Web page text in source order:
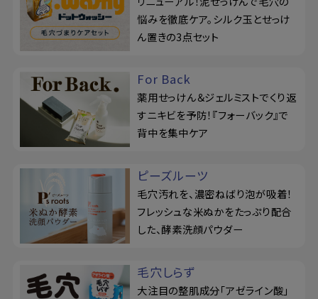
悩みを徹底ケア。シルク玉とせっけ
ん置きの3点セット
For Back
薬用せっけん＆ジェルミストでくり返
すニキビを予防！『フォーバック』で
背中を集中ケア
ピーズルーツ
毛穴汚れを、濃密ねばり泡が吸着！
フレッシュな米ぬかをたっぷり配合
した、酵素洗顔パウダー
毛穴しらず
大注目の整肌成分「アゼライン酸」